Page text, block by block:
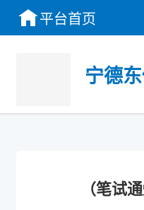
平台首页
宁德
（笔试